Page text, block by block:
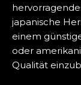
japanische
einem
oder
Qualität